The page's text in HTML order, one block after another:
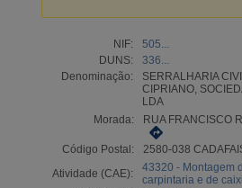
NIF:
505...
DUNS:
336...
Denominação:
SERRALHARIA
CIPRIANO,
LDA
Morada:
RUA FRANCISCO
Código Postal:
2580-038
Atividade (CAE):
43320 - Montagem
carpintaria e de